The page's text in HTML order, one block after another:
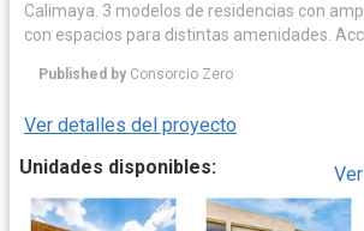
Calimaya. 3 modelos de residencias con
con espacios para distintas amenidades.
espacios deportivos. Financiamiento con
Published by Consorcio Zero
Ver detalles del proyecto
Unidades disponibles: